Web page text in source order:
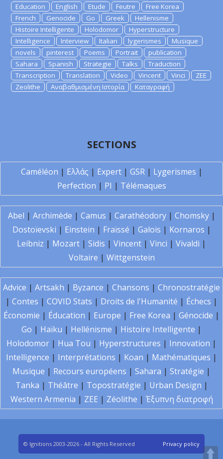
Education
English Etude Feutre
Free Korea
French
Genocide Go Greek
Hellenisme
Histoire Intelligente
Holodomor
Hyperstructure
Intelligence
Interview Italian lygerismes
Musique
novels
pinterest Poems Portrait
publication
Sahara
Spanish Strategie Talks
Traduction
Transcription
Translation Video Vincent Vinci
ZEE
Zeolithe
Αναβαθμισμένη Ιστορία Καταγραφή
SECTIONS
Caméléon | Ελλάς | Expert| GSR| Lygerismes |
Perfection | PI | Télémaques
Abel | Archimède | Camus | Carathéodory| Chomsky|
Dostoïevski | Einstein | Fraïssé | Galois | Kornaros |
Leibniz | Mozart | Sidis | Vincent | Vinci | Vivaldi |
Voltaire | Wittgenstein
Advice | Artsakh | Byzance | Chansons | Chronostratégie
| Contes | COVID Stats | Droits de l'Humanité | Échecs |
Économie | Éducation | Europe | Free Korea | Génocide |
Go | Haïku | Hellénisme | Histoire Intelligente |
Holodomor | Hua Tou | Hyperstructures | Innovation |
Intelligence | Interprétations | Koan | Mathématiques |
Musique | Recours européens | Sahara | Stratégie |
Tanka | Théâtre | Topostratégie | Urban Design |
Western Armenia | ZEE | Zéolithe | Έξυπνη διατροφή
© Ignitions 2003-2026 - All Rights Reserved Privacy policy